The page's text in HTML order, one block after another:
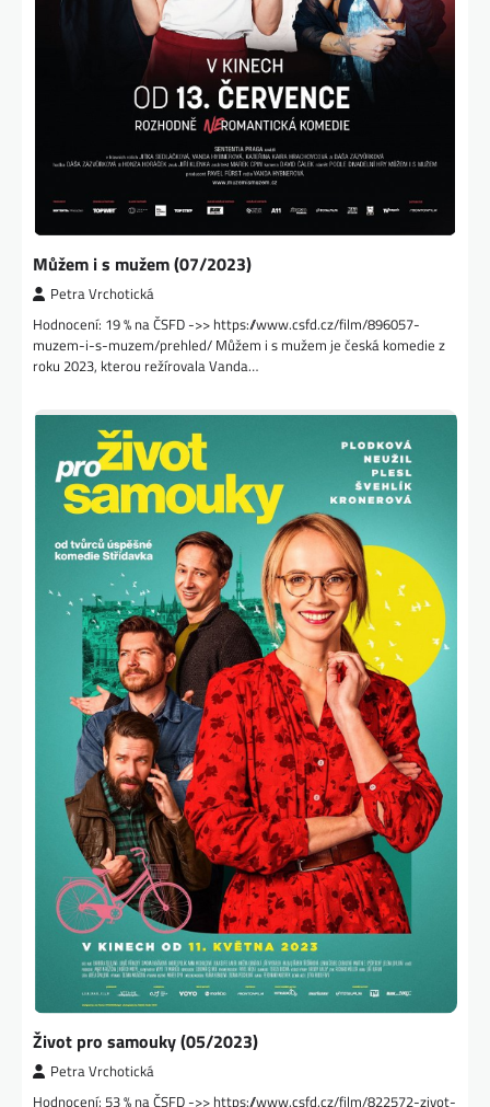
Můžem i s mužem (07/2023)
Petra Vrchotická
Hodnocení: 19 % na ČSFD ->> https://www.csfd.cz/film/896057-
muzem-i-s-muzem/prehled/ Můžem i s mužem je česká komedie z
roku 2023, kterou režírovala Vanda…
Život pro samouky (05/2023)
Petra Vrchotická
Hodnocení: 53 % na ČSFD ->> https://www.csfd.cz/film/822572-zivot-